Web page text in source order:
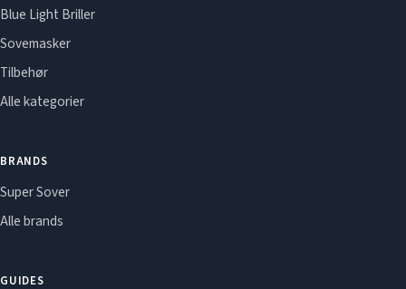
Blue Light Briller
Sovemasker
Tilbehør
Alle kategorier
BRANDS
Super Sover
Alle brands
GUIDES